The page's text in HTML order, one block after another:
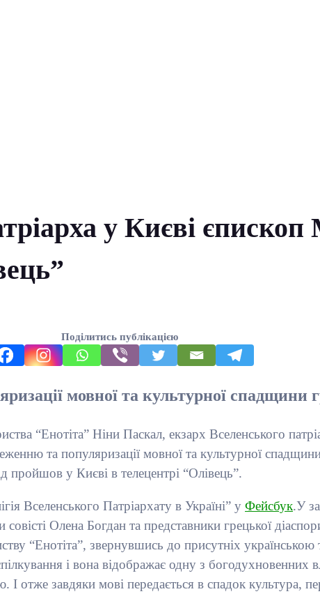
у Києві єпископ
Поділитись публікацією
мовної та культурної спадщини
“Енотіта” Ніни Паскал, екзарх Вселенського
та популяризації мовної та культурної спадщини
пройшов у Києві в телецентрі “Олівець”.
Вселенського Патріархату в Україні” у Фейсбук.У
Олена Богдан та представники грецької
“Енотіта”, звернувшись до присутніх
і вона відображає одну з богодухновенних
І отже завдяки мові передається в спадок культура,